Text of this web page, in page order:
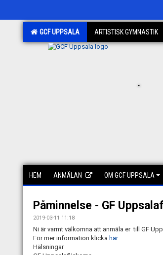
GCF UPPSALA ARTISTISK GYMNASTIK
.
HEM ANMÄLAN OM GCF UPPSALA
Påminnelse - GF
2019-03-11 11:18
Ni är varmt välkomna att anmäla er till GF
För mer information klicka här
Hälsningar